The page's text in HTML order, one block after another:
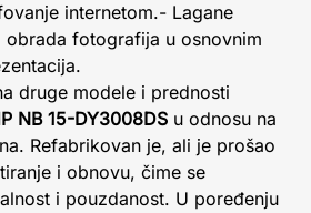
internetom.- Lagane
obrada fotografija u osnovnim
druge modele i prednosti
NB 15-DY3008DS u odnosu na
Refabrikovan je, ali je prošao
i obnovu, čime se
i pouzdanost. U poređenju